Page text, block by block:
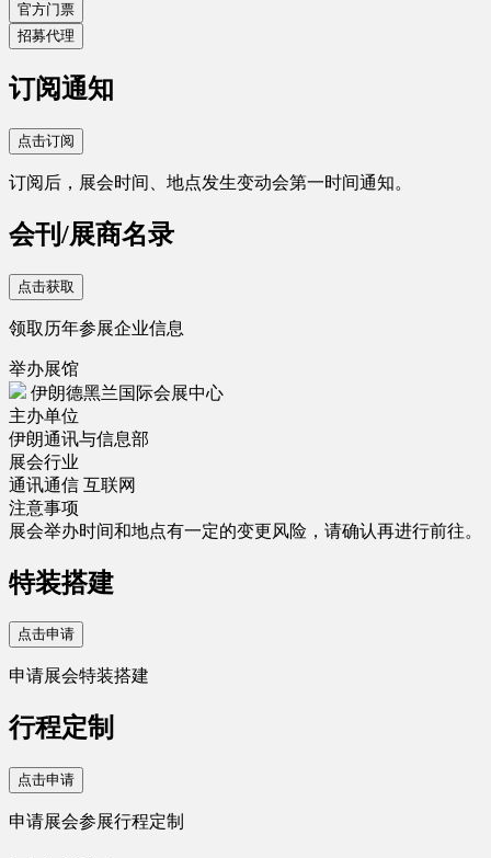
官方门票
招募代理
订阅通知
点击订阅
订阅后，展会时间、地点发生变动会第一时间通知。
会刊/展商名录
点击获取
领取历年参展企业信息
举办展馆
伊朗德黑兰国际会展中心
主办单位
伊朗通讯与信息部
展会行业
通讯通信 互联网
注意事项
展会举办时间和地点有一定的变更风险，请确认再进行前往。
特装搭建
点击申请
申请展会特装搭建
行程定制
点击申请
申请展会参展行程定制